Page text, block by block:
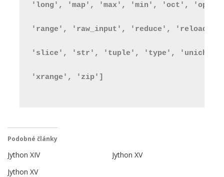
'long', 'map', 'max', 'min', 'oct',
'range', 'raw_input', 'reduce',
'slice', 'str', 'tuple', 'type', 'unichr',
'xrange', 'zip']
Podobné články
Jython XIV
Jython XV
Jython XV